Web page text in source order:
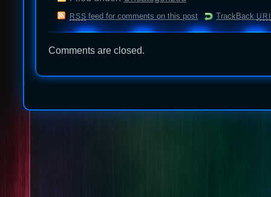
RSS feed for comments on this post TrackBack URI
Comments are closed.